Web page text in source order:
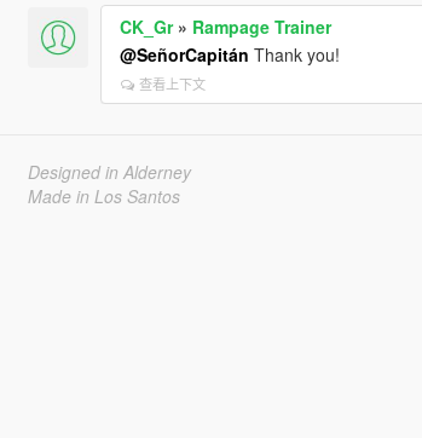
CK_Gr» Rampage Trainer
@SeñorCapitán Thank you!
查看上下文
Designed in Alderney
Made in Los Santos